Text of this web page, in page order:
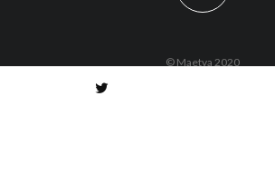
© Maetva 2020